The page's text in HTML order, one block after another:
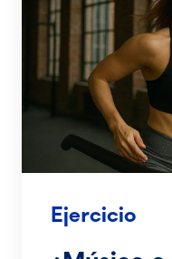
Ejercicio